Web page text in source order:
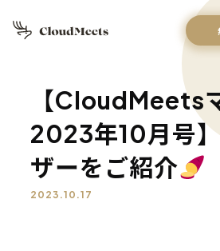
【CloudMeets
2023年10月号
ザーをご紹介
2023.10.17